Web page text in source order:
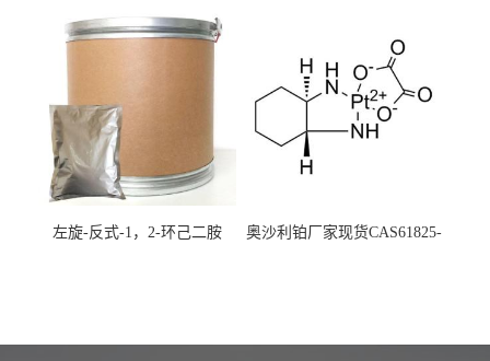
左旋-反式-1，2-环己二胺
奥沙利铂厂家现货CAS61825-